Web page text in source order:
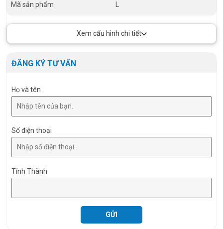
Mã sản phẩm
Xem cấu hình chi tiết
ĐĂNG KÝ TƯ VẤN
Họ và tên
Số điện thoại
Tỉnh Thành